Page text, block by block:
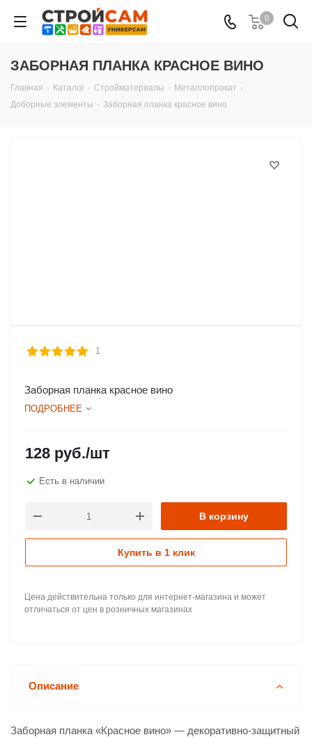
0
ЗАБОРНАЯ ПЛАНКА КРАСНОЕ ВИНО
Главная - Каталог - Стройматериалы - Металлопрокат -
Доборные элементы - Заборная планка красное вино
1
Заборная планка красное вино
ПОДРОБНЕЕ
128 руб./шт
Есть в наличии
В корзину
Купить в 1 клик
Цена действительна только для интернет-магазина и может
отличаться от цен в розничных магазинах
Описание
Заборная планка «Красное вино» — декоративно-защитный